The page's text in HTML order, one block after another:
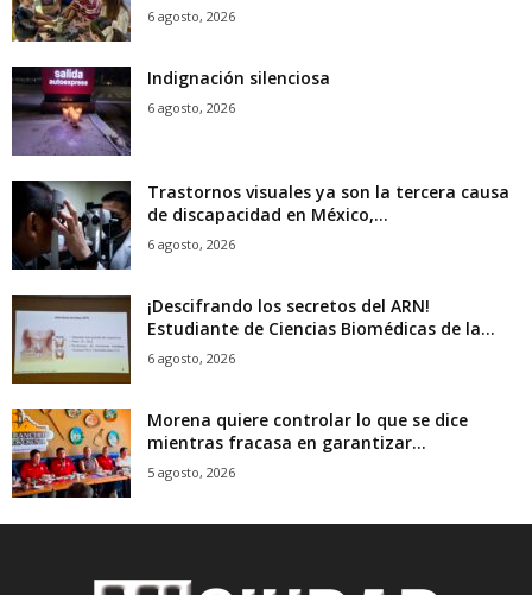
6 agosto, 2026
Indignación silenciosa
6 agosto, 2026
Trastornos visuales ya son la tercera causa
de discapacidad en México,...
6 agosto, 2026
¡Descifrando los secretos del ARN!
Estudiante de Ciencias Biomédicas de la...
6 agosto, 2026
Morena quiere controlar lo que se dice
mientras fracasa en garantizar...
5 agosto, 2026